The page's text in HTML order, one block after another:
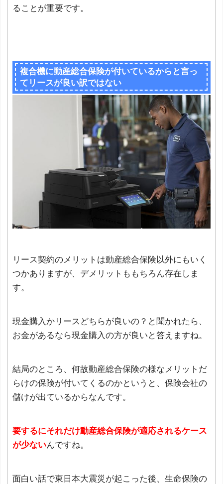
ることが重要です。
複合機に動産総合保険が付いているからと言っ
てリースが良い訳ではない
リース契約のメリットは動産総合保険以外にもいく
つかありますが、デメリットももちろん存在しま
す。
現金購入かリースどちらが良いの？と聞かれたら、
お金があるなら現金購入の方が良いと答えますね。
結局のところ、何故動産総合保険の様なメリットだ
らけの保険が付いてくるのかというと、保険会社の
儲けが出ているからなんです。
要するにそれだけ動産総合保険が適応されるケース
が少ないんですね。
面白い話で東日本大震災が起こった後、生命保険の